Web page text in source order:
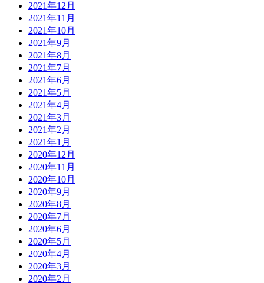
2021年12月
2021年11月
2021年10月
2021年9月
2021年8月
2021年7月
2021年6月
2021年5月
2021年4月
2021年3月
2021年2月
2021年1月
2020年12月
2020年11月
2020年10月
2020年9月
2020年8月
2020年7月
2020年6月
2020年5月
2020年4月
2020年3月
2020年2月